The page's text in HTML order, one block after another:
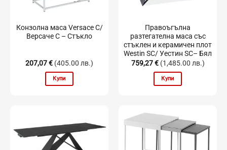
Конзолна маса Versace C/
Версаче С – Стъкло
207,07€ (405.00 лв.)
Купи
Правоъгълна
разтегателна маса със
стъклен и керамичен плот
Westin SC/ Уестин SC– Бял
759,27€ (1,485.00 лв.)
Купи